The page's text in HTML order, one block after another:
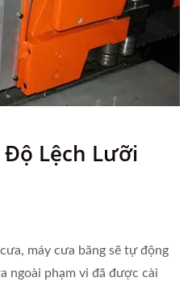
Lệch Lưỡi
máy cưa băng sẽ tự động
ngoài phạm vi đã được cài